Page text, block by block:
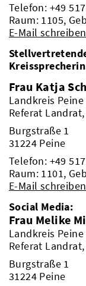
Telefon: +49
Raum: 1105,
E-Mail schreiben
Frau Katja
Landkreis Peine
Referat
Burgstraße 1
31224 Peine
Telefon: +49
Raum: 1101,
E-Mail schreiben
Social Media:
Frau Melike
Landkreis Peine
Referat
Burgstraße 1
31224 Peine